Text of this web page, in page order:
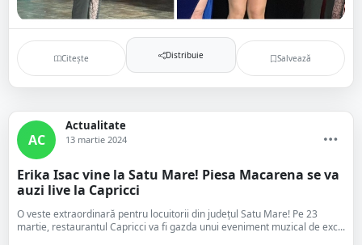
Citește Distribuie Salvează
AC
Actualitate
13 martie 2024
Erika Isac vine la Satu Mare! Piesa Macarena se va
auzi live la Capricci
O veste extraordinară pentru locuitorii din județul Satu Mare! Pe 23
martie, restaurantul Capricci va fi gazda unui eveniment muzical de exc...